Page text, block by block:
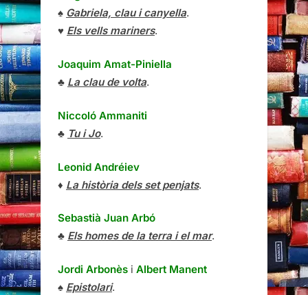
♠ Gabriela, clau i canyella.
♥ Els vells mariners.
Joaquim Amat-Piniella
♣ La clau de volta.
Niccoló Ammaniti
♣ Tu i Jo.
Leonid Andréiev
♦ La història dels set penjats.
Sebastià Juan Arbó
♣ Els homes de la terra i el mar.
Jordi Arbonès i Albert Manent
♠ Epistolari.